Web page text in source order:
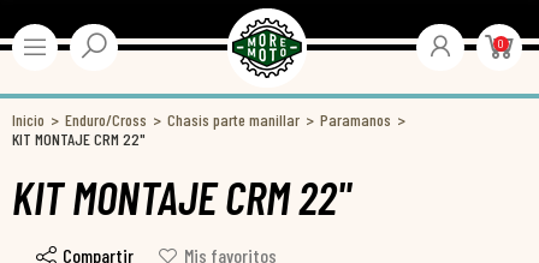
0
Inicio Enduro/Cross Chasis parte manillar
Paramanos
KIT MONTAJE CRM 22"
KIT MONTAJE CRM 22"
Compartir
Mis favoritos